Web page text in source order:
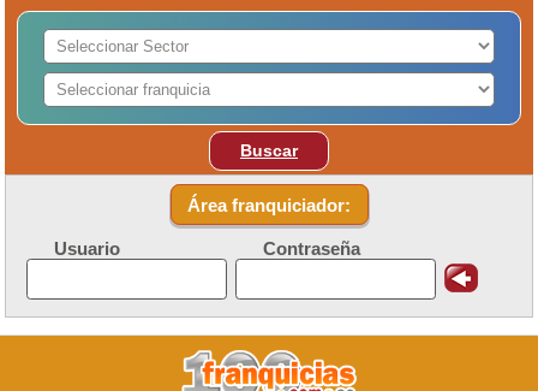
Buscar
Área franquiciador:
Usuario Contraseña